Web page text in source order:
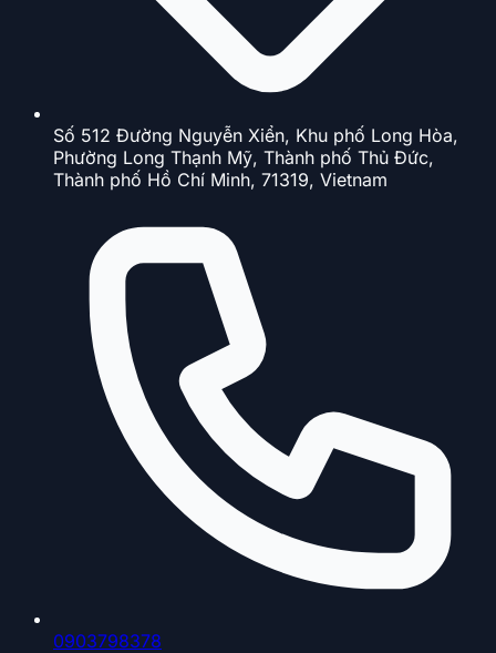
Số 512 Đường Nguyễn Xiển, Khu phố Long Hòa,
Phường Long Thạnh Mỹ, Thành phố Thủ Đức,
Thành phố Hồ Chí Minh, 71319, Vietnam
0903798378